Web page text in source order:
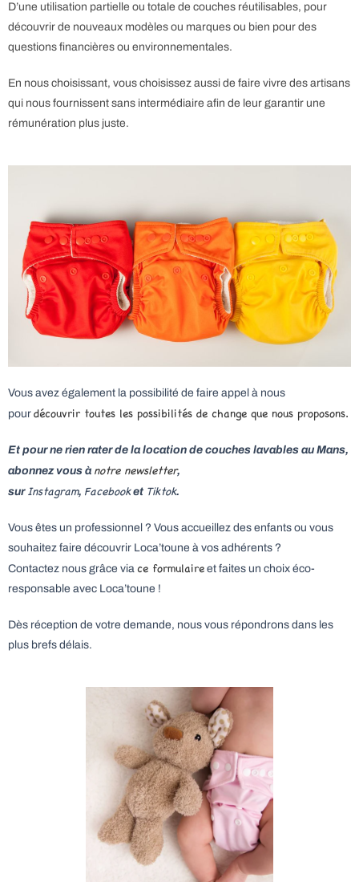
D’une utilisation partielle ou totale de couches réutilisables, pour
découvrir de nouveaux modèles ou marques ou bien pour des
questions financières ou environnementales.
En nous choisissant, vous choisissez aussi de faire vivre des artisans
qui nous fournissent sans intermédiaire afin de leur garantir une
rémunération plus juste.
Vous avez également la possibilité de faire appel à nous
pour découvrir toutes les possibilités de change que nous proposons.
Et pour ne rien rater de la location de couches lavables au Mans,
abonnez vous à notre newsletter,
sur Instagram, Facebooket Tiktok.
Vous êtes un professionnel ? Vous accueillez des enfants ou vous
souhaitez faire découvrir Loca’toune à vos adhérents ?
Contactez nous grâce via ce formulaire et faites un choix éco-
responsable avec Loca’toune !
Dès réception de votre demande, nous vous répondrons dans les
plus brefs délais.